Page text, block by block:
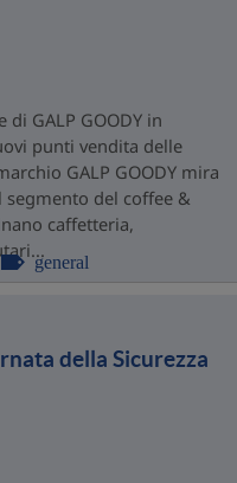
GALP GOODY in
punti vendita delle
GALP GOODY mira
segmento del coffee &
caffetteria,
general
della Sicurezza